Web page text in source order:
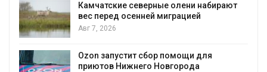
Камчатские северные олени набирают
вес перед осенней миграцией
Авг 7, 2026
Ozon запустит сбор помощи для
приютов Нижнего Новгорода